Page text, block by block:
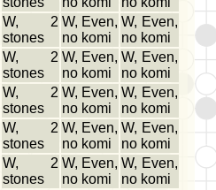
W, 2
stones
W, Even,
no komi
W, Even,
no komi
W, 2
stones
W, Even,
no komi
W, Even,
no komi
W, 2
stones
W, Even,
no komi
W, Even,
no komi
W, 2
stones
W, Even,
no komi
W, Even,
no komi
W, 2
stones
W, Even,
no komi
W, Even,
no komi